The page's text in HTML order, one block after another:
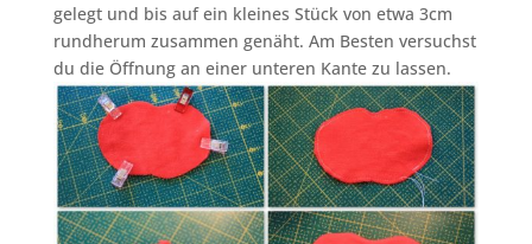
gelegt und bis auf ein kleines Stück von etwa 3cm
rundherum zusammen genäht. Am Besten versuchst
du die Öffnung an einer unteren Kante zu lassen.